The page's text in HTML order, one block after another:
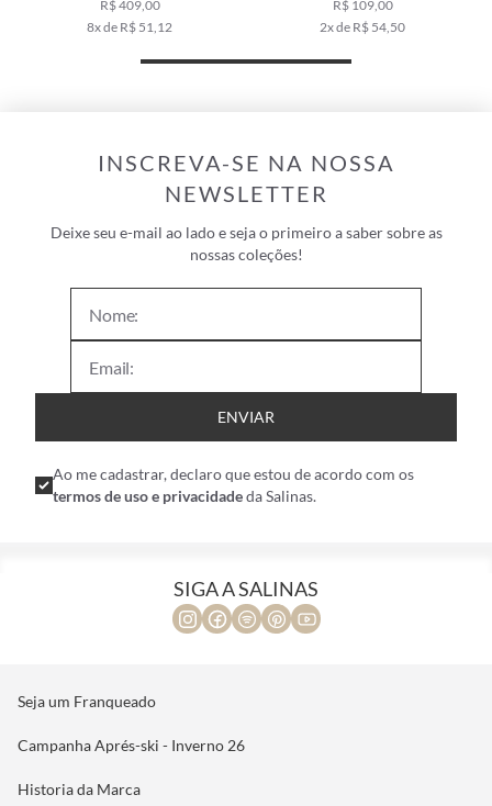
R$ 589,00
8x de R$ 51,12
R$ 179,00
2x de R$ 54,50
INSCREVA-SE NA NOSSA
NEWSLETTER
nossas coleções!
SIGA A SALINAS
Seja um Franqueado
Campanha Aprés-ski - Inverno 26